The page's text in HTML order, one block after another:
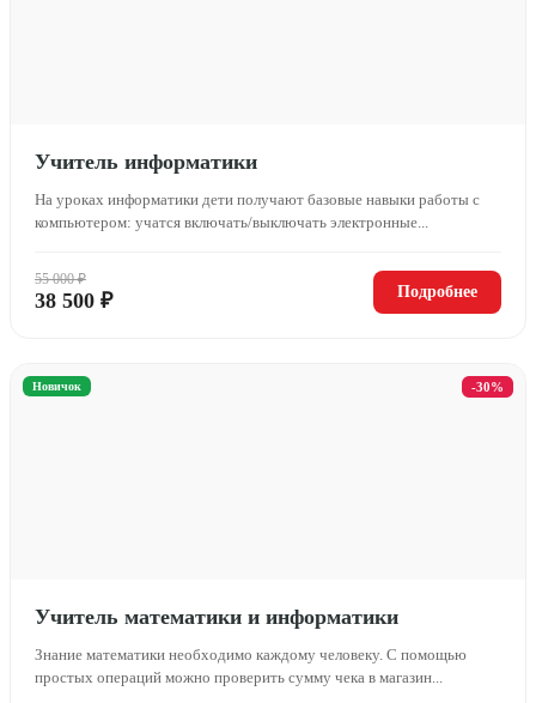
Учитель информатики
На уроках информатики дети получают базовые навыки работы с
компьютером: учатся включать/выключать электронные...
55 000 ₽
38 500 ₽ Подробнее
-30%
Новичок
Учитель математики и информатики
Знание математики необходимо каждому человеку. С помощью
простых операций можно проверить сумму чека в магазин...